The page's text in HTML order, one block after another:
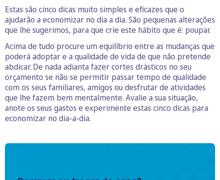
Estas são cinco dicas muito simples e eficazes que o
ajudarão a economizar no dia a dia. São pequenas alterações
que lhe sugerimos, para que crie este hábito que é: poupar.
Acima de tudo procure um equilíbrio entre as mudanças que
poderá adoptar e a qualidade de vida de que não pretende
abdicar. De nada adianta fazer cortes drásticos no seu
orçamento se não se permitir passar tempo de qualidade
com os seus familiares, amigos ou desfrutar de atividades
que lhe fazem bem mentalmente. Avalie a sua situação,
anote os seus gastos e experimente estas cinco dicas para
economizar no dia-a-dia.